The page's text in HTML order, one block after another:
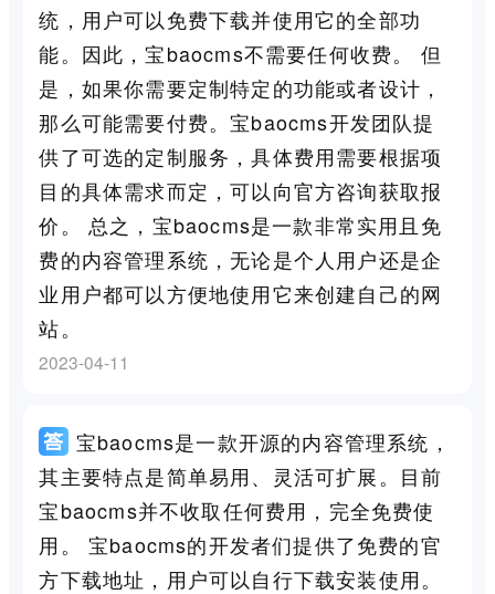
统，用户可以免费下载并使用它的全部功
能。因此，宝baocms不需要任何收费。 但
是，如果你需要定制特定的功能或者设计，
那么可能需要付费。宝baocms开发团队提
供了可选的定制服务，具体费用需要根据项
目的具体需求而定，可以向官方咨询获取报
价。 总之，宝baocms是一款非常实用且免
费的内容管理系统，无论是个人用户还是企
业用户都可以方便地使用它来创建自己的网
站。
2023-04-11
宝baocms是一款开源的内容管理系统，
其主要特点是简单易用、灵活可扩展。目前
宝baocms并不收取任何费用，完全免费使
用。 宝baocms的开发者们提供了免费的官
方下载地址，用户可以自行下载安装使用。